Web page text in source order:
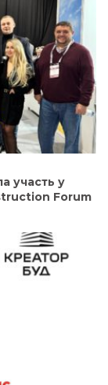
участь у
Forum